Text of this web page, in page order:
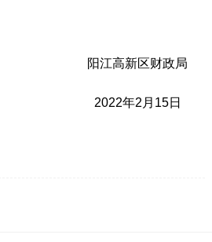
阳江高新区财政局
2022年2月15日